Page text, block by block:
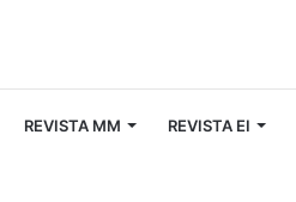
REVISTA MM REVISTA EI